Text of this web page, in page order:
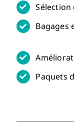
Sélection
Bagages
Paquets